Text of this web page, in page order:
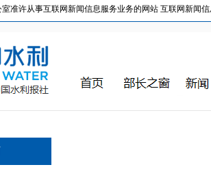
准许从事互联网新闻信息服务业务的网站 互联网新闻信